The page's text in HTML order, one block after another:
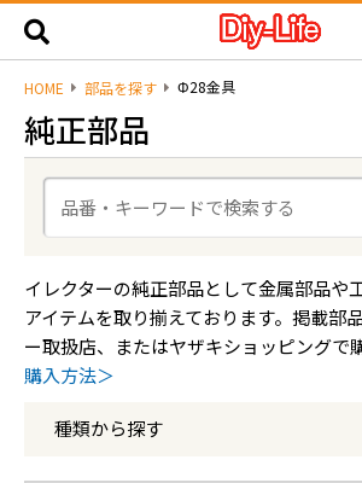
HOME 部品を探す Φ28金具
純正部品
イレクターの純正部品として金属部品や
アイテムを取り揃えております。掲載部
ー取扱店、またはヤザキショッピングで
購入方法＞
種類から探す